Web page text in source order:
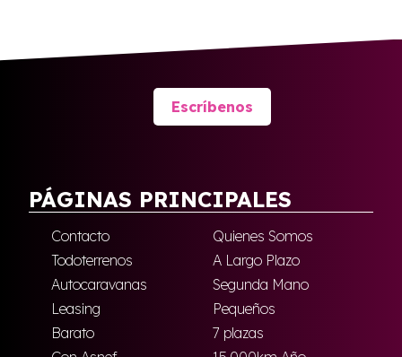
Escríbenos
PÁGINAS PRINCIPALES
Contacto
Quienes Somos
Todoterrenos
A Largo Plazo
Autocaravanas
Segunda Mano
Leasing
Pequeños
Barato
7 plazas